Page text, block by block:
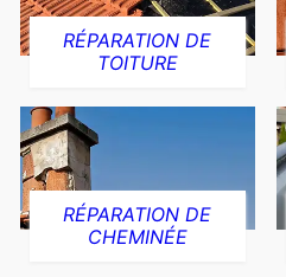
RÉPARATION DE
TOITURE
RÉPARATION DE
CHEMINÉE